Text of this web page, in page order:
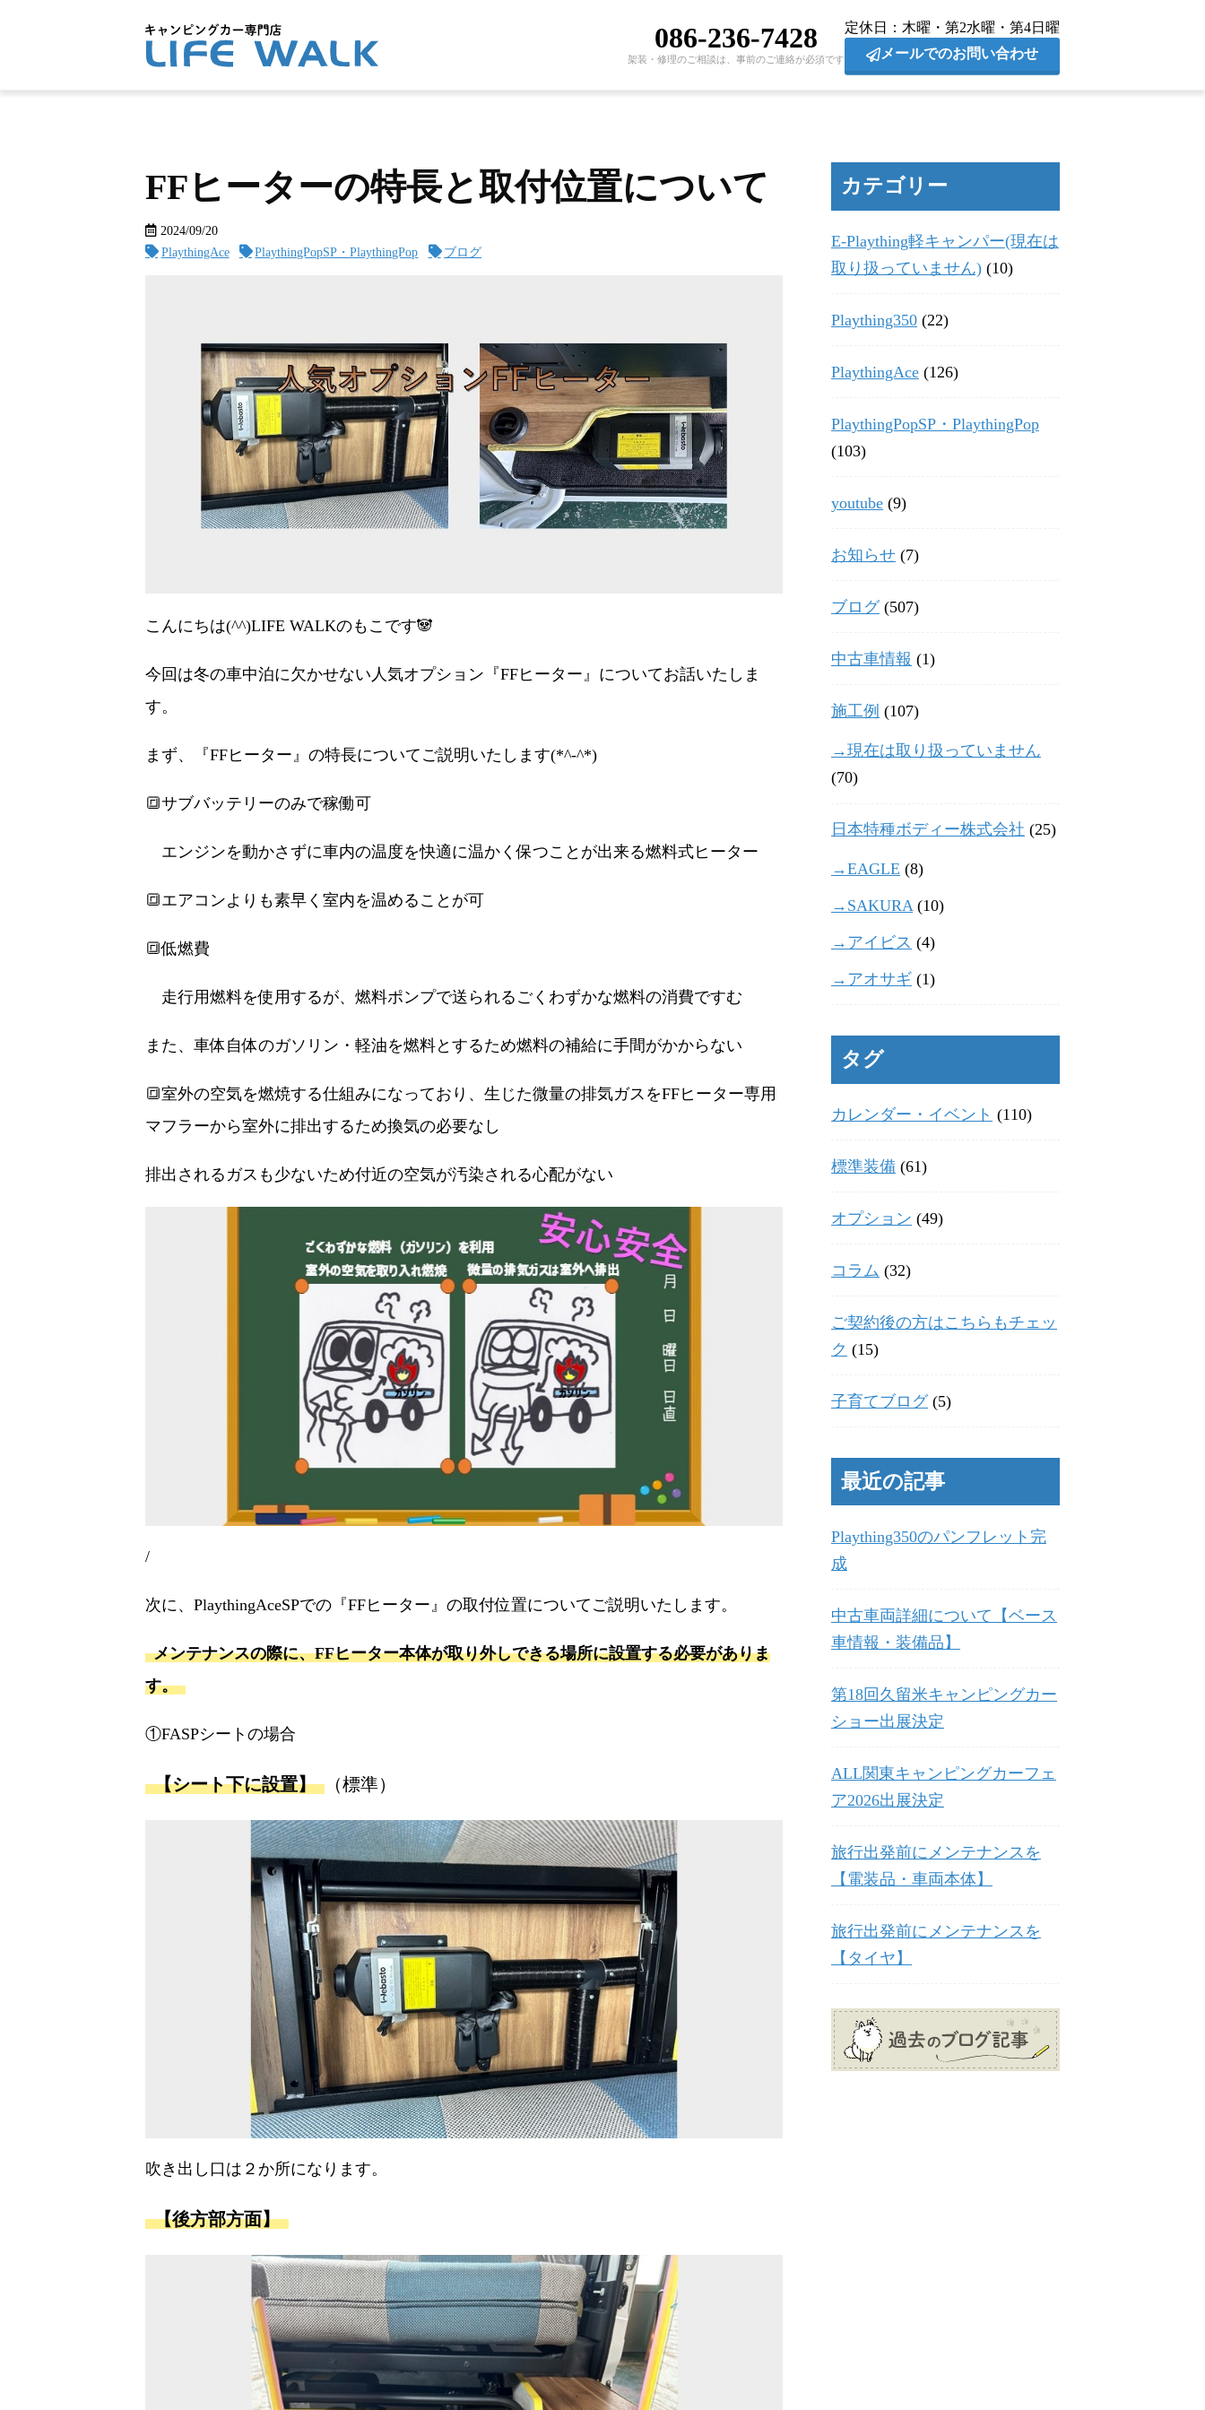
086-236-7428
架装・修理のご相談は、事前のご連絡が必須です
定休日
木曜・第2水曜・第4日曜
メールでのお問い合わせ
FFヒーターの特長と取付位置について
2024/09/20
PlaythingAce
PlaythingPopSP・PlaythingPop ブログ
こんにちは(^^)LIFE WALKのもこです🐼
今回は冬の車中泊に欠かせない人気オプション『FFヒーター』についてお話いたしま
す。
まず、『FFヒーター』の特長についてご説明いたします(*^-^*)
🔳サブバッテリーのみで稼働可
エンジンを動かさずに車内の温度を快適に温かく保つことが出来る燃料式ヒーター
🔳エアコンよりも素早く室内を温めることが可
🔳低燃費
走行用燃料を使用するが、燃料ポンプで送られるごくわずかな燃料の消費ですむ
また、車体自体のガソリン・軽油を燃料とするため燃料の補給に手間がかからない
🔳室外の空気を燃焼する仕組みになっており、生じた微量の排気ガスをFFヒーター専用
マフラーから室外に排出するため換気の必要なし
排出されるガスも少ないため付近の空気が汚染される心配がない
/
次に、PlaythingAceSPでの『FFヒーター』の取付位置についてご説明いたします。
メンテナンスの際に、FFヒーター本体が取り外しできる場所に設置する必要がありま
す。
①FASPシートの場合
【シート下に設置】 （標準）
吹き出し口は２か所になります。
【後方部方面】
カテゴリー
E-Plaything軽キャンパー(現在は
取り扱っていません) (10)
Plaything350 (22)
PlaythingAce (126)
PlaythingPopSP・PlaythingPop
(103)
youtube (9)
お知らせ (7)
ブログ(507)
中古車情報 (1)
施工例 (107)
→現在は取り扱っていません
(70)
日本特種ボディー株式会社 (25)
→EAGLE (8)
→SAKURA(10)
→アイビス (4)
→アオサギ (1)
タグ
カレンダー・イベント (110)
標準装備 (61)
オプション (49)
コラム (32)
ご契約後の方はこちらもチェッ
ク (15)
子育てブログ(5)
最近の記事
Plaything350のパンフレット完
成
中古車両詳細について【ベース
車情報・装備品】
第18回久留米キャンピングカー
ショー出展決定
ALL関東キャンピングカーフェ
ア2026出展決定
旅行出発前にメンテナンスを
【電装品・車両本体】
旅行出発前にメンテナンスを
【タイヤ】